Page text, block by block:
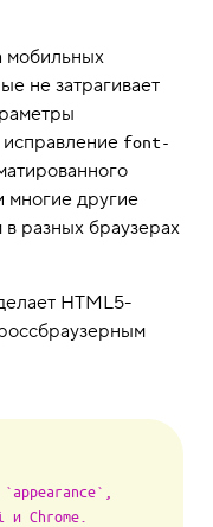
мобильных
не затрагивает
font-
многие другие
разных браузерах
HTML5-
Chrome.